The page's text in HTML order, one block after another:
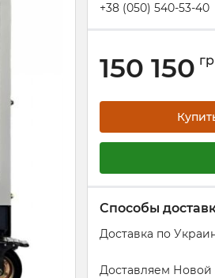
+38 (050) 540-53-40
150 150
Способы
Доставка по
Доставляем Новой